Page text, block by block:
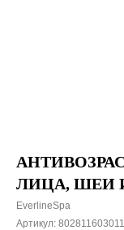
ЛИЦА, ШЕИ
EverlineSpa
Артикул: